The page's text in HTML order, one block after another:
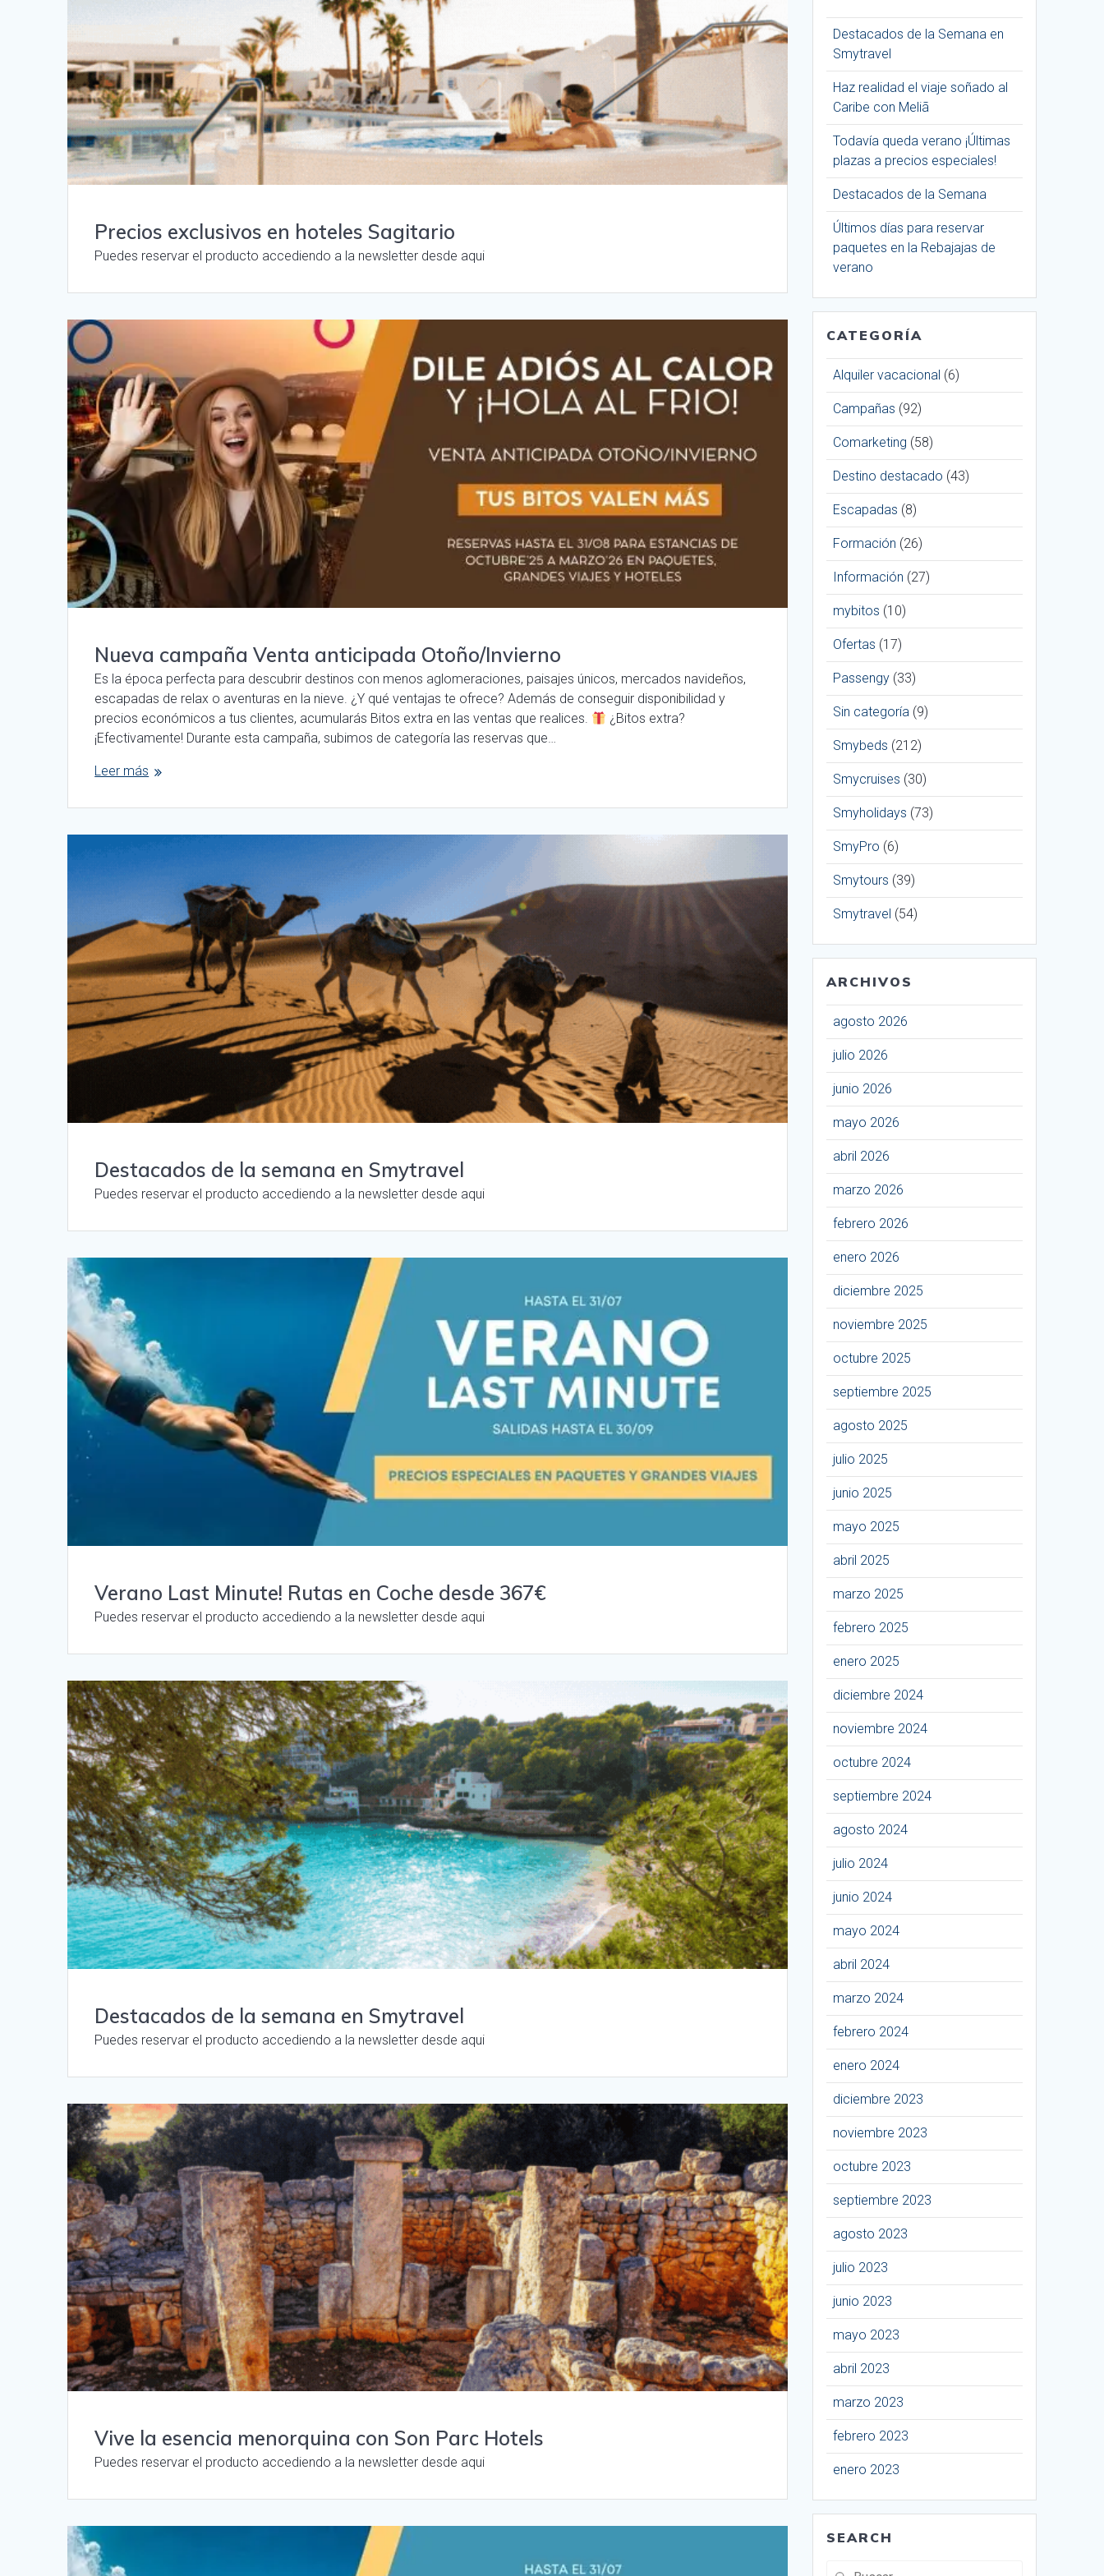
Precios exclusivos en hoteles Sagitario
Puedes reservar el producto accediendo a la newsletter desde aqui
Nueva campaña Venta anticipada Otoño/Invierno
Es la época perfecta para descubrir destinos con menos aglomeraciones, paisajes únicos, mercados navideños,
escapadas de relax o aventuras en la nieve. ¿Y qué ventajas te ofrece? Además de conseguir disponibilidad y
precios económicos a tus clientes, acumularás Bitos extra en las ventas que realices.
¿Bitos extra?
¡Efectivamente! Durante esta campaña, subimos de categoría las reservas que…
Leer más
Destacados de la semana en Smytravel
Puedes reservar el producto accediendo a la newsletter desde aqui
Verano Last Minute! Rutas en Coche desde 367€
Puedes reservar el producto accediendo a la newsletter desde aqui
Destacados de la semana en Smytravel
Puedes reservar el producto accediendo a la newsletter desde aqui
Vive la esencia menorquina con Son Parc Hotels
Puedes reservar el producto accediendo a la newsletter desde aqui
Destacados de la Semana en
Smytravel
Haz realidad el viaje soñado al
Caribe con Meliã
Todavía queda verano ¡Últimas
plazas a precios especiales!
Destacados de la Semana
Últimos días para reservar
paquetes en la Rebajajas de
verano
CATEGORÍA
Alquiler vacacional (6)
Campañas (92)
Comarketing (58)
Destino destacado (43)
Escapadas (8)
Formación (26)
Información (27)
mybitos (10)
Ofertas (17)
Passengy (33)
Sin categoría (9)
Smybeds (212)
Smycruises (30)
Smyholidays (73)
SmyPro (6)
Smytours (39)
Smytravel (54)
ARCHIVOS
agosto 2026
julio 2026
junio 2026
mayo 2026
abril 2026
marzo 2026
febrero 2026
enero 2026
diciembre 2025
noviembre 2025
octubre 2025
septiembre 2025
agosto 2025
julio 2025
junio 2025
mayo 2025
abril 2025
marzo 2025
febrero 2025
enero 2025
diciembre 2024
noviembre 2024
octubre 2024
septiembre 2024
agosto 2024
julio 2024
junio 2024
mayo 2024
abril 2024
marzo 2024
febrero 2024
enero 2024
diciembre 2023
noviembre 2023
octubre 2023
septiembre 2023
agosto 2023
julio 2023
junio 2023
mayo 2023
abril 2023
marzo 2023
febrero 2023
enero 2023
SEARCH
Buscar: